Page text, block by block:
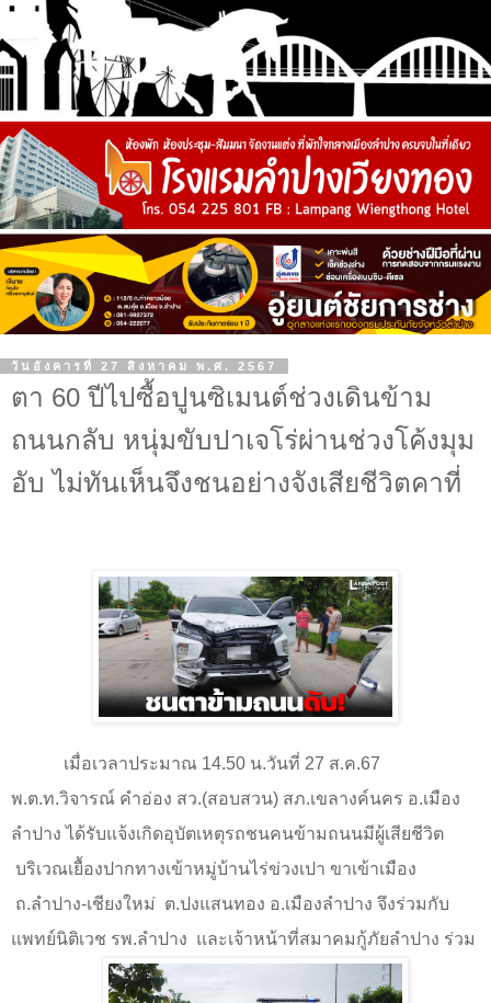
วันอังคารที่ 27 สิงหาคม พ.ศ. 2567
ตา 60 ปีไปซื้อปูนซิเมนต์ช่วงเดินข้าม
ถนนกลับ หนุ่มขับปาเจโร่ผ่านช่วงโค้งมุม
อับ ไม่ทันเห็นจึงชนอย่างจังเสียชีวิตคาที่
เมื่อเวลาประมาณ 14.50 น.วันที่ 27 ส.ค.67
พ.ต.ท.วิจารณ์ คำอ่อง สว.(สอบสวน) สภ.เขลางค์นคร อ.เมือง
ลำปาง ได้รับแจ้งเกิดอุบัตเหตุรถชนคนข้ามถนนมีผู้เสียชีวิต
บริเวณเยื้องปากทางเข้าหมู่บ้านไร่ข่วงเปา ขาเข้าเมือง
ถ.ลำปาง-เชียงใหม่ ต.ปงแสนทอง อ.เมืองลำปาง จึงร่วมกับ
แพทย์นิติเวช รพ.ลำปาง และเจ้าหน้าที่สมาคมกู้ภัยลำปาง ร่วม